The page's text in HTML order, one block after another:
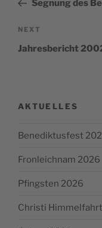
Segnung des
Next
Post
NEXT
Jahresbericht
AKTUELLES
Benediktusfest
Fronleichnam 2026
Pfingsten 2026
Christi